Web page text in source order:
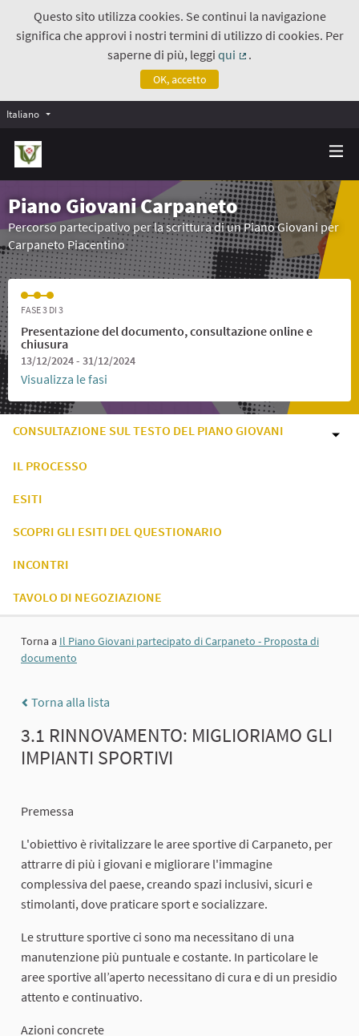
Questo sito utilizza cookies. Se continui la navigazione
significa che approvi i nostri termini di utilizzo di cookies. Per
saperne di più, leggiqui
.
OK, accetto
Italiano
Piano Giovani Carpaneto
Percorso partecipativo per la scrittura di un Piano Giovani per
Carpaneto Piacentino
FASE 3 DI 3
Presentazione del documento, consultazione online e
chiusura
13/12/2024 - 31/12/2024
Visualizza le fasi
CONSULTAZIONE SUL TESTO DEL PIANO GIOVANI
IL PROCESSO
ESITI
SCOPRI GLI ESITI DEL QUESTIONARIO
INCONTRI
TAVOLO DI NEGOZIAZIONE
Torna a Il Piano Giovani partecipato di Carpaneto - Proposta di
documento
Torna alla lista
3.1 RINNOVAMENTO: MIGLIORIAMO GLI
IMPIANTI SPORTIVI
Premessa
L'obiettivo è rivitalizzare le aree sportive di Carpaneto, per
attrarre di più i giovani e migliorare l'immagine
complessiva del paese, creando spazi inclusivi, sicuri e
stimolanti, dove praticare sport e socializzare.
Le strutture sportive ci sono ma necessitano di una
manutenzione più puntuale e costante. In particolare le
aree sportive all’aperto necessitano di cura e di un presidio
attento e continuativo.
Azioni concrete